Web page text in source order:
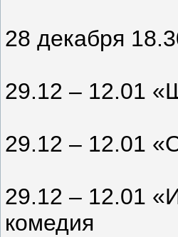
28 декабря
29.12 – 12.01
29.12 – 12.01
29.12 – 12.01
комедия